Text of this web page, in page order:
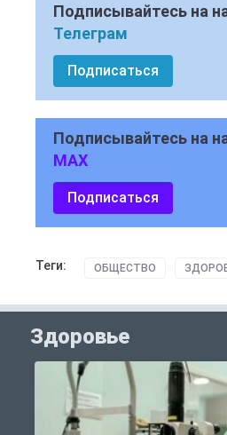
Подписывайтесь на
Телеграм
Подписаться
Подписывайтесь на
MAX
Подписаться
Теги: ОБЩЕСТВО
Здоровье